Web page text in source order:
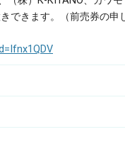
できます。（前売券の申